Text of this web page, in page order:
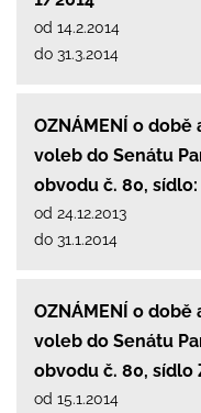
od 14.2.2014
do 31.3.2014
OZNÁMENÍ o
voleb do Senátu
obvodu č. 80,
od 24.12.2013
do 31.1.2014
OZNÁMENÍ o
voleb do Senátu
obvodu č. 80, sídlo
od 15.1.2014